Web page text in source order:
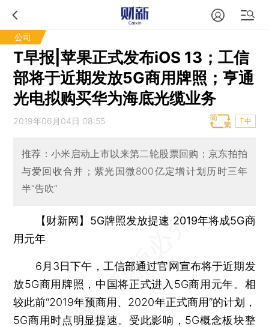
公司
T早报|苹果正式发布iOS 13；工信
部将于近期发放5G商用牌照；亨通
光电拟购买华为海底光缆业务
2019年06月04日 08:55 T中
推荐：小米启动上市以来第二轮股票回购；京东拍拍
与爱回收合并；紫光国微800亿定增计划历时三年
半“告吹”
【财新网】5G牌照发放提速 2019年将成5G商
用元年
6月3日下午，工信部通过官网宣布将于近期发
放5G商用牌照，中国将正式进入5G商用元年。相
较此前“2019年预商用、2020年正式商用”的计划，
5G商用时点明显提速。受此影响，5G概念板块整